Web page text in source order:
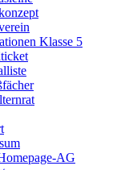
Klasse 5
AG